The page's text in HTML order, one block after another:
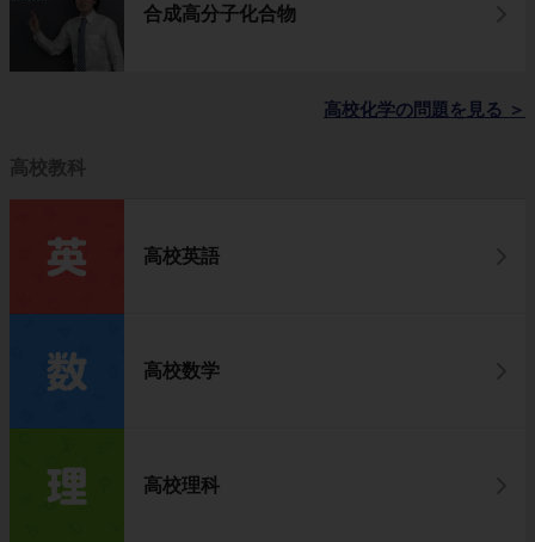
合成高分子化合物
高校化学の問題を見る ＞
高校教科
高校英語
高校数学
高校理科